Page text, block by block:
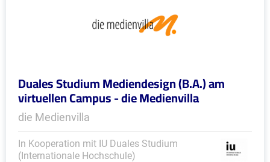
Duales Studium Mediendesign (B.A.) am
virtuellen Campus - die Medienvilla
die Medienvilla
In Kooperation mit IU Duales Studium
(Internationale Hochschule)